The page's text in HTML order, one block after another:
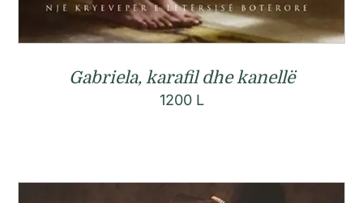
Gabriela, karafil dhe kanellë
1200 L